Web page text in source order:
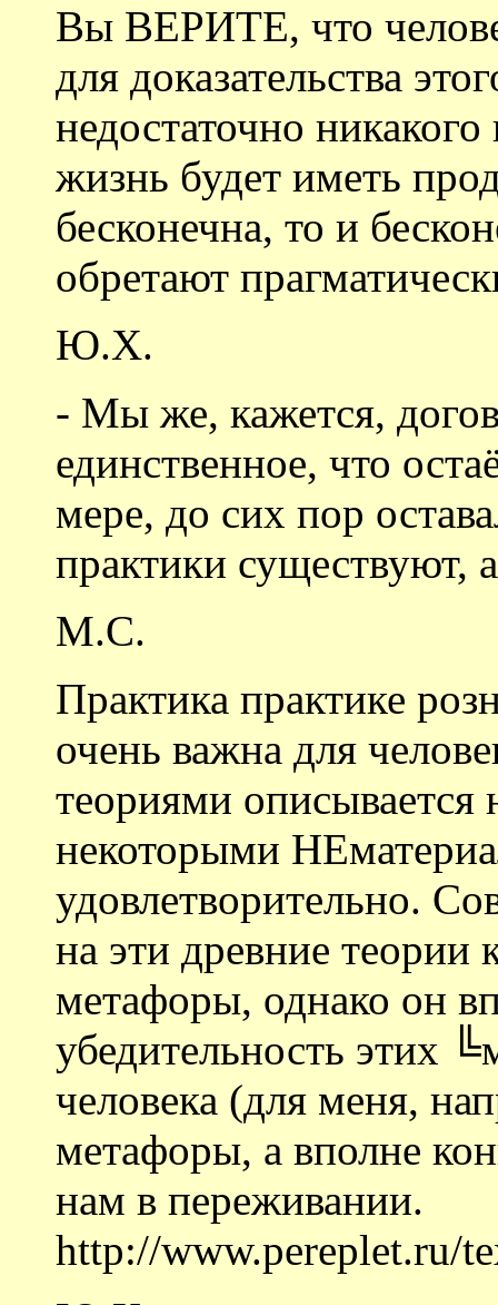
Вы ВЕРИТЕ, что
для доказательства
недостаточно
жизнь будет иметь
бесконечна, то и
обретают
Ю.Х.
- Мы же, кажется,
единственное, что
мере, до сих пор
практики существуют,
М.С.
Практика практике
очень важна для
теориями описывается
некоторыми
удовлетворительно.
на эти древние теории
метафоры, однако он
убедительность этих
человека (для меня,
метафоры, а вполне
нам в переживании.
http://www.pereplet.ru/